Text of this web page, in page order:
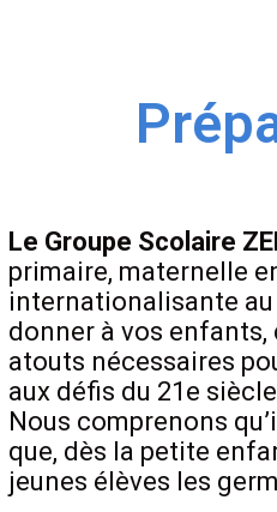
Le Groupe Scolaire
primaire, maternelle
internationalisante
donner à vos enfants,
atouts nécessaires
aux défis du 21e
Nous comprenons
que, dès la petite
jeunes élèves les